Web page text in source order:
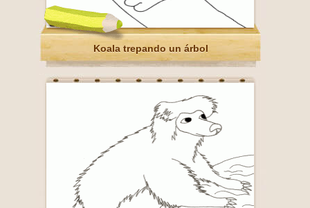
Koala trepando un árbol